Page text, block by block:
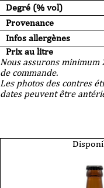
Degré (% vol)
Provenance
Infos allergènes
Prix au litre
Nous assurons minimum
de commande.
Les photos des contres
dates peuvent être